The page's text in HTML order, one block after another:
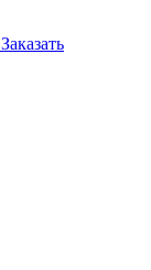
Заказать